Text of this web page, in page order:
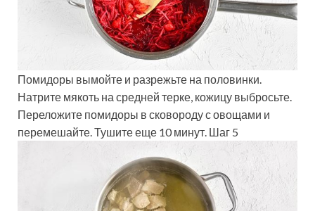
Помидоры вымойте и разрежьте на половинки.
Натрите мякоть на средней терке, кожицу выбросьте.
Переложите помидоры в сковороду с овощами и
перемешайте. Тушите еще 10 минут. Шаг 5